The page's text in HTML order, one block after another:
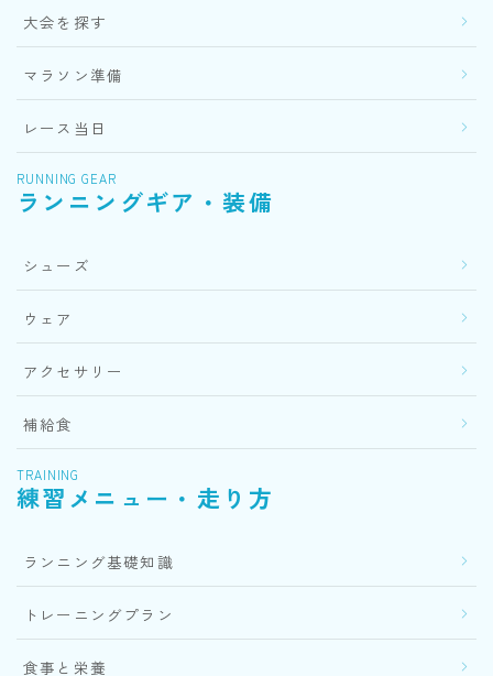
大会を探す
マラソン準備
レース当日
RUNNING GEAR
ランニングギア・装備
シューズ
ウェア
アクセサリー
補給食
TRAINING
練習メニュー・走り方
ランニング基礎知識
トレーニングプラン
食事と栄養